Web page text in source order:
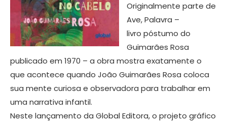
Originalmente parte de
Ave, Palavra –
livro póstumo do
Guimarães Rosa
publicado em 1970 – a obra mostra exatamente o
que acontece quando João Guimarães Rosa coloca
sua mente curiosa e observadora para trabalhar em
uma narrativa infantil.
Neste lançamento da Global Editora, o projeto gráfico